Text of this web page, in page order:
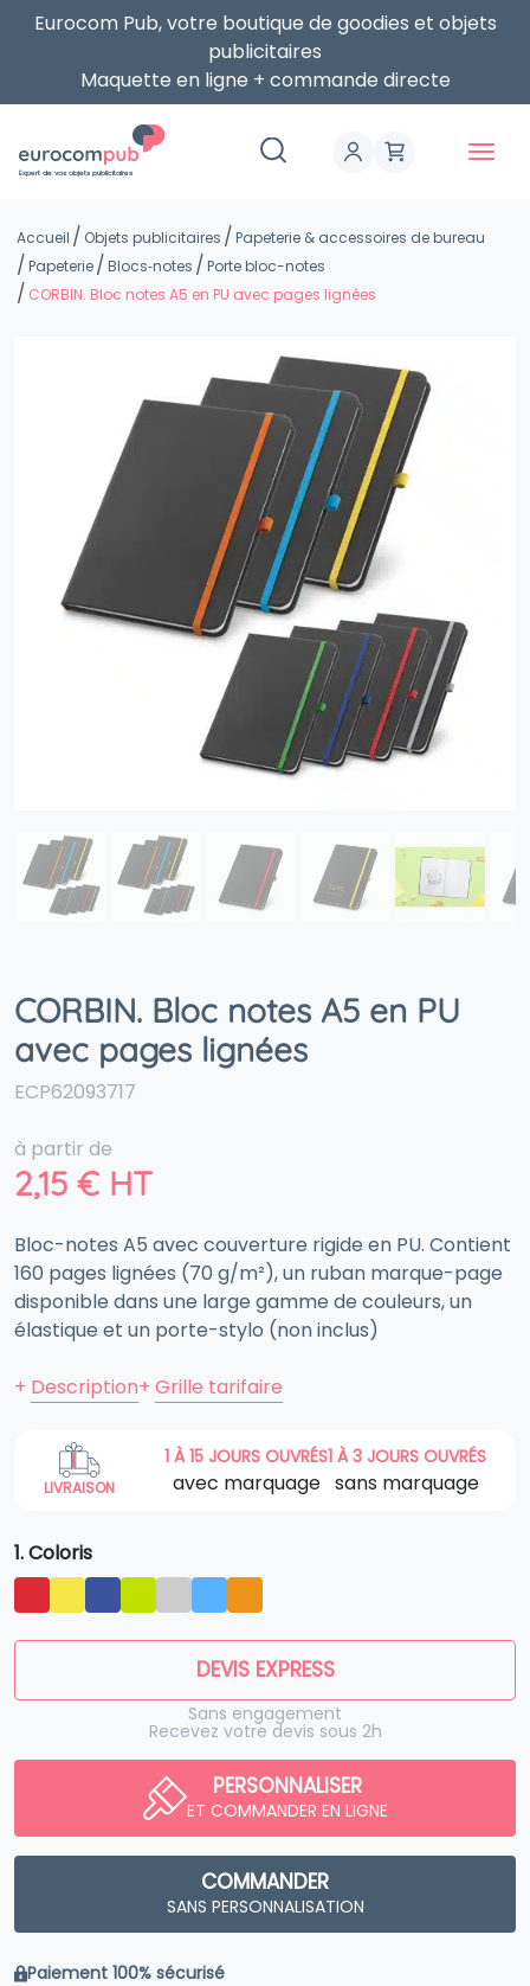
Eurocom Pub, votre boutique de goodies et objets
publicitaires
Maquette en ligne + commande directe
Expert de vos objets publicitaires
Accueil Objets publicitaires
Papeterie & accessoires de bureau
Papeterie
Blocs‑notes
Porte bloc-notes
CORBIN. Bloc notes A5 en PU avec pages lignées
CORBIN. Bloc notes A5 en PU
avec pages lignées
ECP62093717
à partir de
2,15 € HT
Bloc-notes A5 avec couverture rigide en PU. Contient
160 pages lignées (70 g/m²), un ruban marque-page
disponible dans une large gamme de couleurs, un
élastique et un porte-stylo (non inclus)
+ Description+ Grille tarifaire
LIVRAISON
1 À 15 JOURS OUVRÉS
avec marquage
1 À 3 JOURS OUVRÉS
sans marquage
1. Coloris
DEVIS EXPRESS
Sans engagement
Recevez votre devis sous 2h
PERSONNALISER
ET COMMANDER EN LIGNE
COMMANDER
SANS PERSONNALISATION
Paiement 100% sécurisé